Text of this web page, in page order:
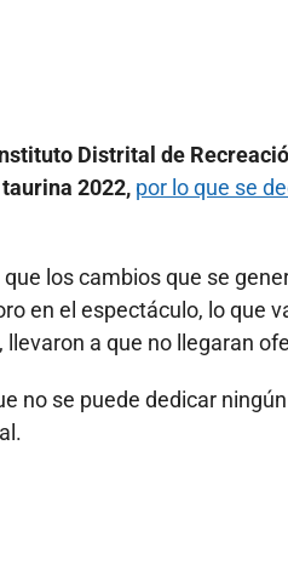
Distrital de
2022, por lo que se
que los cambios que se
en el espectáculo, lo que
a que no llegaran
no se puede dedicar